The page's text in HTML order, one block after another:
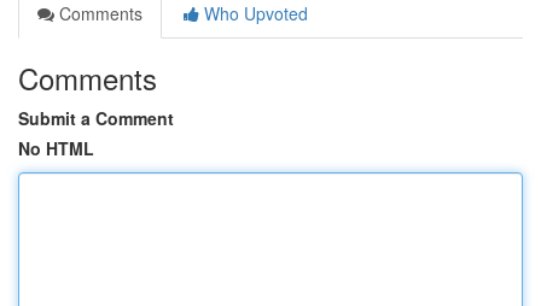
Comments
Who Upvoted
Comments
Submit a Comment
No HTML